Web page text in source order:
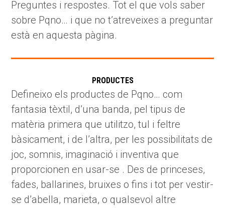
Preguntes i respostes. Tot el que vols saber
sobre Pqno… i que no t’atreveixes a preguntar
està en aquesta pàgina.
PRODUCTES
Defineixo els productes de Pqno… com
fantasia tèxtil, d’una banda, pel tipus de
matèria primera que utilitzo, tul i feltre
bàsicament, i de l’altra, per les possibilitats de
joc, somnis, imaginació i inventiva que
proporcionen en usar-se . Des de princeses,
fades, ballarines, bruixes o fins i tot per vestir-
se d’abella, marieta, o qualsevol altre